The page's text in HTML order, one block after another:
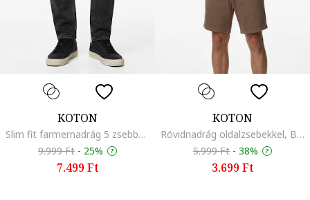
KOTON
Slim fit farmernadrág 5 zsebbel, Sötétszürke
9.999 Ft - 25%
7.499 Ft
KOTON
Rövidnadrág oldalzsebekkel, Barna
5.999 Ft - 38%
3.699 Ft